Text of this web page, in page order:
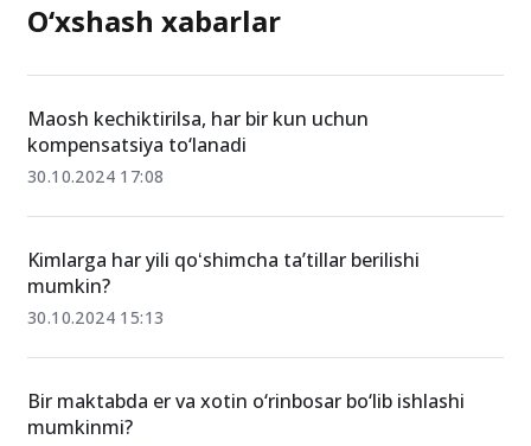
O‘xshash xabarlar
Maosh kechiktirilsa, har bir kun uchun
kompensatsiya to‘lanadi
30.10.2024 17:08
Kimlarga har yili qoʻshimcha taʼtillar berilishi
mumkin?
30.10.2024 15:13
Bir maktabda er va xotin o‘rinbosar bo‘lib ishlashi
mumkinmi?